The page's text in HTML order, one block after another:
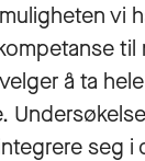
vi
til
å ta
seg i